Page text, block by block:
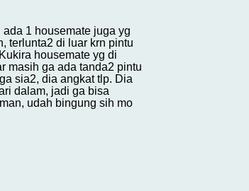
1 housemate juga yg
terlunta2 di luar krn pintu
housemate yg di
masih ga ada tanda2 pintu
sia2, dia angkat tlp. Dia
dalam, jadi ga bisa
udah bingung sih mo